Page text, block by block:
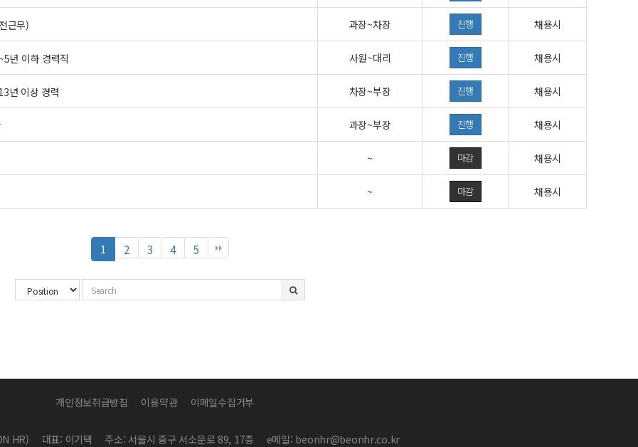
근무) 과장~차장 진행 채용시
년 이하 경력직 사원~대리 진행 채용시
년 이상 경력 차장~부장 진행 채용시
과장~부장 진행 채용시
~ 마감 채용시
~ 마감 채용시
린
1
이
지
2페
이
지
3페
이
지
4페
이
지
5페
이
지
개인정보취급방침 이용약관 이메일수집거부
HR) 대표: 이기택 주소: 서울시 중구 서소문로 89, 17층 e메일: beonhr@beonhr.co.kr